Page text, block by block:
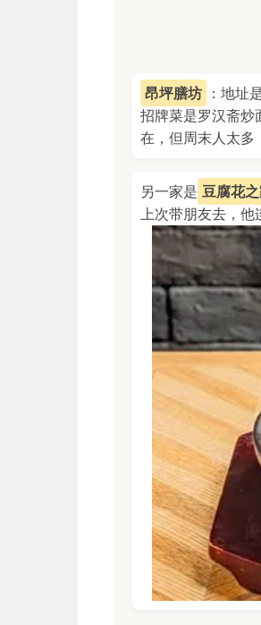
昂坪膳坊 ：地址
招牌菜是罗汉斋炒
在，但周末人太多
另一家是 豆腐花
上次带朋友去，他